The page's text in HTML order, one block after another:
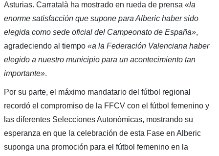
Asturias. Carratalà ha mostrado en rueda de prensa «la
enorme satisfacción que supone para Alberic haber sido
elegida como sede oficial del Campeonato de España»,
agradeciendo al tiempo «a la Federación Valenciana haber
elegido a nuestro municipio para un acontecimiento tan
importante».
Por su parte, el máximo mandatario del fútbol regional
recordó el compromiso de la FFCV con el fútbol femenino y
las diferentes Selecciones Autonómicas, mostrando su
esperanza en que la celebración de esta Fase en Alberic
suponga una promoción para el fútbol femenino en la